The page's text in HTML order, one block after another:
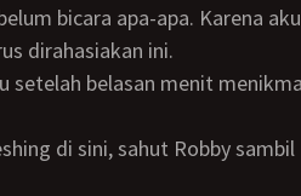
bicara apa-apa. Karena aku
dirahasiakan ini.